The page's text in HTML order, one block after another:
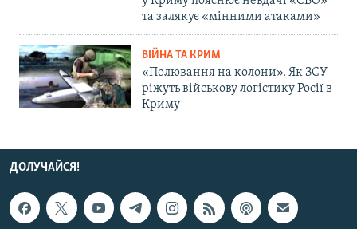
та залякує «мінними атаками»
ВІЙНА ТА КРИМ
«Полювання на колони». Як ЗСУ
ріжуть військову логістику Росії в
Криму
ДОЛУЧАЙСЯ!